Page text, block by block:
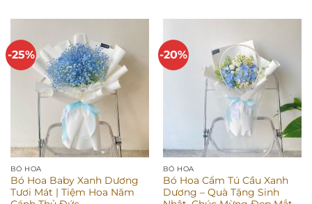
450.000 ₫.
-25%
BÓ HOA
Bó Hoa Baby Xanh Dương
Tươi Mát | Tiệm Hoa Năm
-20%
BÓ HOA
Bó Hoa Cẩm Tú Cầu Xanh
Dương – Quà Tặng Sinh